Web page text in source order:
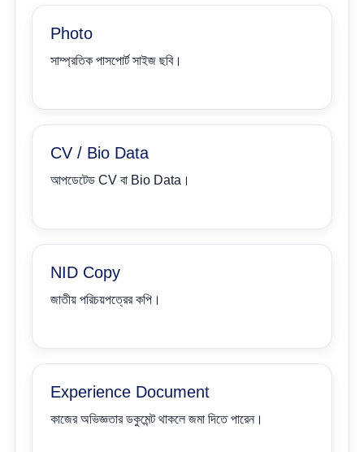
Photo
সাম্প্রতিক পাসপোর্ট সাইজ ছবি।
CV / Bio Data
আপডেটেড CV বা Bio Data।
NID Copy
জাতীয় পরিচয়পত্রের কপি।
Experience Document
কাজের অভিজ্ঞতার ডকুমেন্ট থাকলে জমা দিতে পারেন।